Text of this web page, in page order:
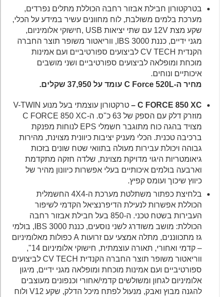
בטרקטורון חבילת אבזור רחבה הכוללת מתלים נפרדים,
מערכת בלמים משולבת, לוח מחוונים עשיר במידע על הכלי,
שקע מצת 12V עם שתי יציאות USB ,חישוקי אלומיניום,
מגני ידיים, כננת IBS 3000, ווריאטור משופר תוצר החברה
הקנדית CV TECH לביצועים ספורטיביים ועם אמינות
מוכחת ומופלאה לביצועים ספורטיביים ושני מושבים
איכותיים ונוחים.
מחיר ה-C Force 520L עומד על 37,950 שקלים.
C FORCE 850 XC –
טרקטורון עוצמתי בעל מנוע V-TWIN
מוזרק דלק עם הספק של 63 כ"ס. ה-C FORCE 850 XC
מצויד בהגה כוח מתוגבר חשמלי EPS לנוחות מפנקת
ברכיבה טכנית. הכלי מעניק יציבות כיוונית מצוינת, מהירות
גבוהה ויכולת עבירות מעולה בתוואי שטח שונים בזכות
גיאומטריות היגוי מדויקת מצוינת, שלדה חזקה מתקדמת
וארבעה בולמים איכותיים בעלי אפשרות כיוונון מהיר של
כיווץ שיכוך ועומס קפיץ.
בלחיצת כפתור משתלטת מערכת ה-4X4 החשמלית
הכוללת אפשרות לנעילת הדיפרנציאל הקדמי לשיפור
העבירות בשטח טכני. ה-850 בעל חבילת אבזור רחבה
הכוללת: מושב משודרג לשני נוסעים, כננת IBS 3000, בולמי
גז מתכווננים, מתלה אמצעי עם זרועות A כפולות מאלומיניום
– קדמי ואחורי, תאורה עוצמתית, חישוקי אלומיניום 14",
ווריאטור משופר תוצר החברה הקנדית CV TECH לביצועים
ספורטיביים ועם אמינות מוכחת ומופלאה מגני ידיים, מיגון
אלומיניום לגחון ומשולשים קדמי/אחורי וכנפונים מעוצבים
להגנה מבוץ ואבק, מנעול לפתח מיכל הדלק, שקע V12 ולוח